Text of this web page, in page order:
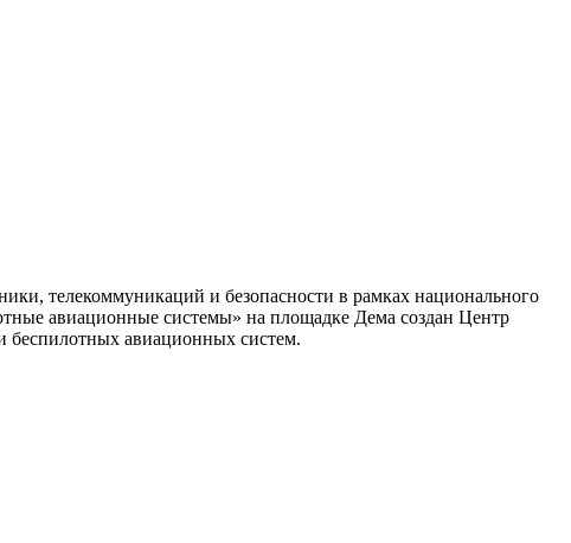
телекоммуникаций и безопасности в рамках национального
авиационные системы» на площадке Дема создан Центр
беспилотных авиационных систем.